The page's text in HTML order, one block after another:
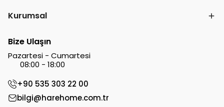
Kurumsal
Bize Ulaşın
Pazartesi - Cumartesi
08:00 - 18:00
+90 535 303 22 00
bilgi@harehome.com.tr